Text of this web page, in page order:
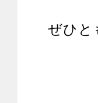
ぜひと